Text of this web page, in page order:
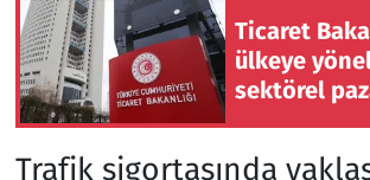
Ticaret
ülkeye
sektörel
Trafik sigortasında